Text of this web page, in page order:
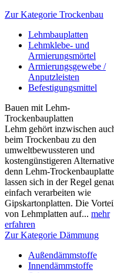
Zur Kategorie Trockenbau
Lehmbauplatten
Lehmklebe- und
Armierungsmörtel
Armierungsgewebe /
Anputzleisten
Befestigungsmittel
Bauen mit Lehm-
Trockenbauplatten
Lehm gehört inzwischen
beim Trockenbau zu den
umweltbewussteren und
kostengünstigeren
denn Lehm-
lassen sich in der Regel
einfach verarbeiten wie
Gipskartonplatten. Die
von Lehmplatten auf... mehr
erfahren
Zur Kategorie Dämmung
Außendämmstoffe
Innendämmstoffe